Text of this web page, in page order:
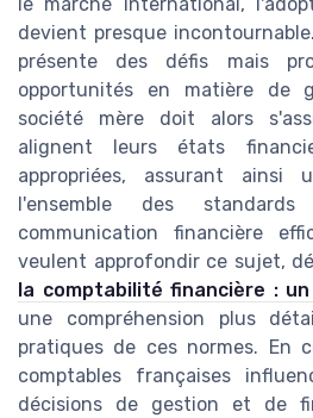
devient presque
présente des défis mais
opportunités en matière de
société mère doit alors
alignent leurs états
appropriées, assurant ainsi
l'ensemble des
communication financière
veulent approfondir ce sujet,
la comptabilité financière :
une compréhension plus
pratiques de ces normes. En
comptables françaises
décisions de gestion et de